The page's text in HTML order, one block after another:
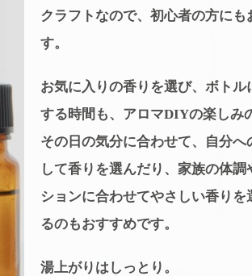
クラフトなので、初心者の方にも
す。
お気に入りの香りを選び、ボトル
する時間も、アロマDIYの楽しみ
その日の気分に合わせて、自分へ
して香りを選んだり、 家族の体調
ションに合わせてやさしい香りを
るのもおすすめです。
湯上がりはしっとり。